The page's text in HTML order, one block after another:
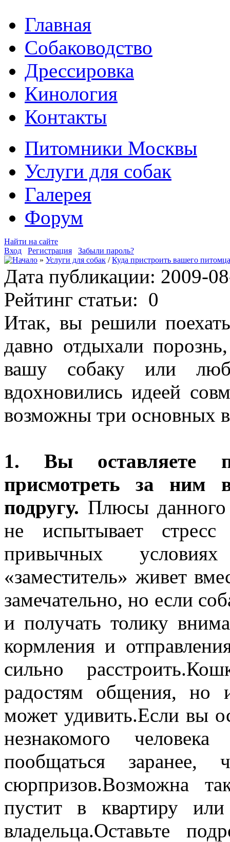
Главная
Собаководство
Дрессировка
Кинология
Контакты
Питомники Москвы
Услуги для собак
Галерея
Форум
Найти на сайте
Вход
Регистрация
Забыли пароль?
» Услуги для собак /Куда пристроить вашего
Дата публикации: 2009-
Рейтинг статьи: 0
Итак, вы решили
давно отдыхали
вашу собаку или
вдохновились идеей
возможны три основных
1. Вы оставляете
присмотреть за ним
подругу. Плюсы
не испытывает
привычных
«заместитель» живет
замечательно, но если
и получать толику
кормления и
сильно
радостям общения, но
может удивить.Если вы
незнакомого
пообщаться заранее,
сюрпризов.Возможна
пустит в квартиру или
владельца.Оставьте